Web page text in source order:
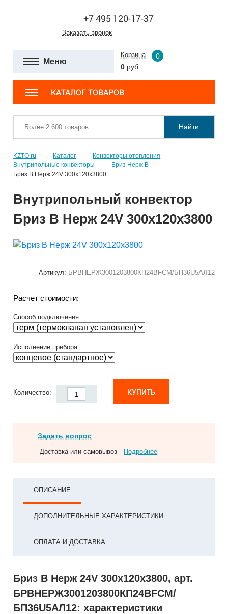
+7 495 120-17-37
Заказать звонок
Меню
Корзина
0
0 руб.
КАТАЛОГ ТОВАРОВ
Найти
KZTO.ru Каталог
Конвекторы отопления
Внутрипольные конвекторы
Бриз Нерж В
Бриз В Нерж 24V 300x120x3800
Внутрипольный конвектор
Бриз В Нерж 24V 300x120x3800
Артикул: БРВНЕРЖ3001203800КП24ВFCM/БП36U5АЛ12
Расчет стоимости:
Способ подключения
Исполнение прибора
Количество: КУПИТЬ
Задать вопрос
Доставка или самовывоз - Подробнее
ОПИСАНИЕ
ДОПОЛНИТЕЛЬНЫЕ ХАРАКТЕРИСТИКИ
ОПЛАТА И ДОСТАВКА
Бриз В Нерж 24V 300x120x3800, арт.
БРВНЕРЖ3001203800КП24ВFCM/
БП36U5АЛ12: характеристики